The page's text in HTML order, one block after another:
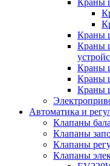
Краны
Краны
Краны
Краны
Краны
Краны
Автоматика и
Клапаны
Клапаны
Клапаны
Клапаны